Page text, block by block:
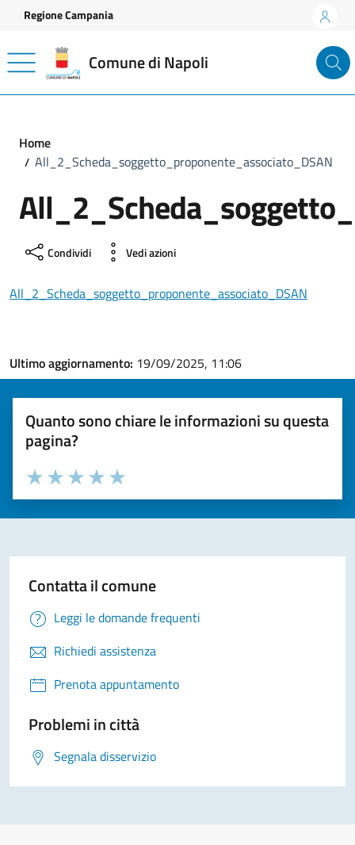
Vai ai contenuti
Vai al footer
Regione Campania
Comune di Napoli
Home
All_2_Scheda_soggetto_proponente_associato_DSAN
Condividi Vedi azioni
All_2_Scheda_soggetto_proponente_associato_DSAN
Ultimo aggiornamento: 19/09/2025, 11:06
Quanto sono chiare le informazioni su questa
pagina?
Valuta la chiarezza delle informazioni (da 1 a 5 stelle)
Seleziona il numero di stelle per valutare la chiarezza delle
Valuta 5 stelle su 5
Valuta 4 stelle su 5
Valuta 3 stelle su 5
Valuta 2 stelle su 5
Valuta 1 stelle su 5
Contatta il comune
Leggi le domande frequenti
Richiedi assistenza
Prenota appuntamento
Problemi in città
Segnala disservizio